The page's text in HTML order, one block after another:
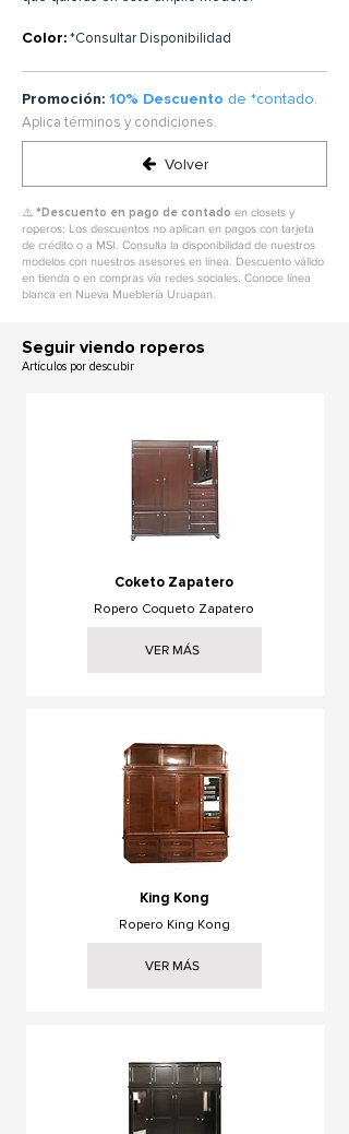
Color:*Consultar Disponibilidad
Promoción: 10% Descuento de *contado.
Aplica términos y condiciones.
Volver
⚠️ *Descuento en pago de contado en closets y
roperos: Los descuentos no aplican en pagos con tarjeta
de crédito o a MSI. Consulta la disponibilidad de nuestros
modelos con nuestros asesores en línea. Descuento válido
en tienda o en compras vía redes sociales. Conoce línea
blanca en Nueva Mueblería Uruapan.
Seguir viendo roperos
Artículos por descubir
Coketo Zapatero
Ropero Coqueto Zapatero
VER MÁS
King Kong
Ropero King Kong
VER MÁS